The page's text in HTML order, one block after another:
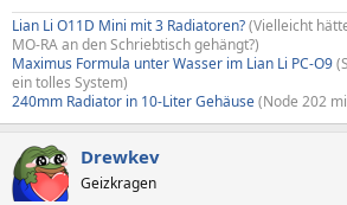
Lian Li O11D Mini mit 3 Radiatoren?(Vielleicht
MO-RA an den Schriebtisch gehängt?)
Maximus Formula unter Wasser im Lian Li PC-O9
ein tolles System)
240mm Radiator in 10-Liter Gehäuse(Node 202
Drewkev
Geizkragen